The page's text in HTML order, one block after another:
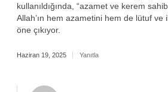
kullanıldığında, “azamet ve kerem
Allah’ın hem azametini hem de lütuf ve
öne çıkıyor.
Haziran 19, 2025 Yanıtla